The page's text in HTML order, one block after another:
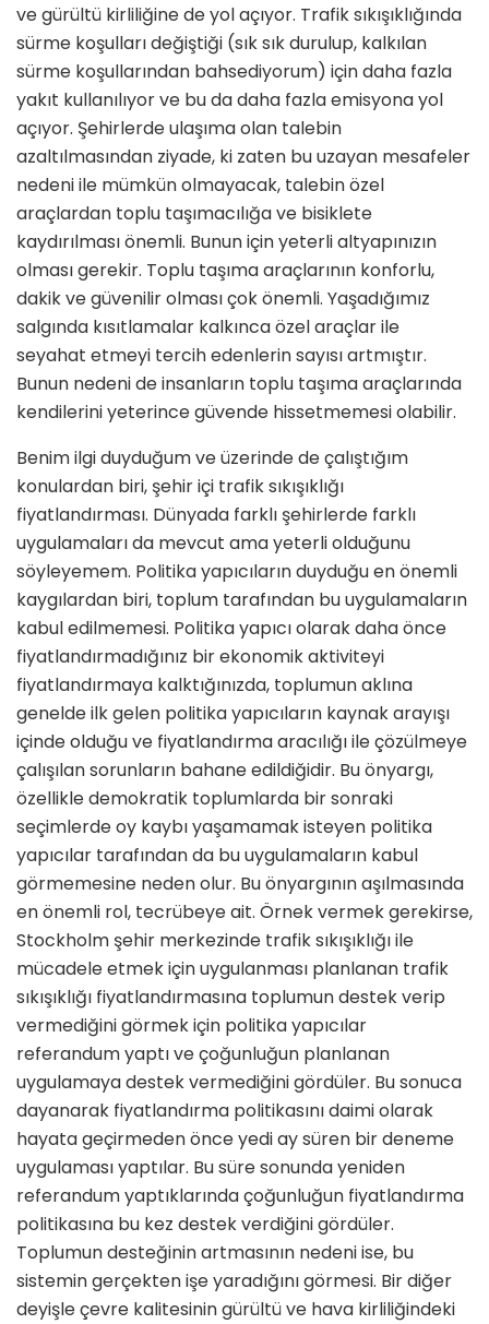
ve gürültü kirliliğine de yol açıyor. Trafik sıkışıklığında
sürme koşulları değiştiği (sık sık durulup, kalkılan
sürme koşullarından bahsediyorum) için daha fazla
yakıt kullanılıyor ve bu da daha fazla emisyona yol
açıyor. Şehirlerde ulaşıma olan talebin
azaltılmasından ziyade, ki zaten bu uzayan mesafeler
nedeni ile mümkün olmayacak, talebin özel
araçlardan toplu taşımacılığa ve bisiklete
kaydırılması önemli. Bunun için yeterli altyapınızın
olması gerekir. Toplu taşıma araçlarının konforlu,
dakik ve güvenilir olması çok önemli. Yaşadığımız
salgında kısıtlamalar kalkınca özel araçlar ile
seyahat etmeyi tercih edenlerin sayısı artmıştır.
Bunun nedeni de insanların toplu taşıma araçlarında
kendilerini yeterince güvende hissetmemesi olabilir.
Benim ilgi duyduğum ve üzerinde de çalıştığım
konulardan biri, şehir içi trafik sıkışıklığı
fiyatlandırması. Dünyada farklı şehirlerde farklı
uygulamaları da mevcut ama yeterli olduğunu
söyleyemem. Politika yapıcıların duyduğu en önemli
kaygılardan biri, toplum tarafından bu uygulamaların
kabul edilmemesi. Politika yapıcı olarak daha önce
fiyatlandırmadığınız bir ekonomik aktiviteyi
fiyatlandırmaya kalktığınızda, toplumun aklına
genelde ilk gelen politika yapıcıların kaynak arayışı
içinde olduğu ve fiyatlandırma aracılığı ile çözülmeye
çalışılan sorunların bahane edildiğidir. Bu önyargı,
özellikle demokratik toplumlarda bir sonraki
seçimlerde oy kaybı yaşamamak isteyen politika
yapıcılar tarafından da bu uygulamaların kabul
görmemesine neden olur. Bu önyargının aşılmasında
en önemli rol, tecrübeye ait. Örnek vermek gerekirse,
Stockholm şehir merkezinde trafik sıkışıklığı ile
mücadele etmek için uygulanması planlanan trafik
sıkışıklığı fiyatlandırmasına toplumun destek verip
vermediğini görmek için politika yapıcılar
referandum yaptı ve çoğunluğun planlanan
uygulamaya destek vermediğini gördüler. Bu sonuca
dayanarak fiyatlandırma politikasını daimi olarak
hayata geçirmeden önce yedi ay süren bir deneme
uygulaması yaptılar. Bu süre sonunda yeniden
referandum yaptıklarında çoğunluğun fiyatlandırma
politikasına bu kez destek verdiğini gördüler.
Toplumun desteğinin artmasının nedeni ise, bu
sistemin gerçekten işe yaradığını görmesi. Bir diğer
deyişle çevre kalitesinin gürültü ve hava kirliliğindeki